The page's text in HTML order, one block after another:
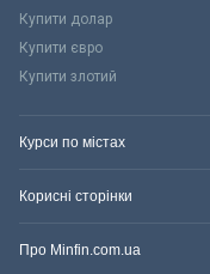
Купити долар
Купити євро
Купити злотий
Курси по містах
Корисні сторінки
Про Minfin.com.ua